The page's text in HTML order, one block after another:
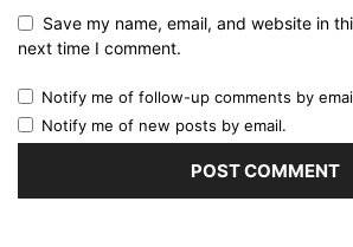
Save my name, email, and website in
next time I comment.
Notify me of follow-up comments by
Notify me of new posts by email.